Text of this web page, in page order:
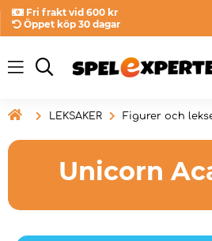
Fri frakt vid 600 kr
Öppet köp 30 dagar
 LEKSAKER Figurer och
Unicorn